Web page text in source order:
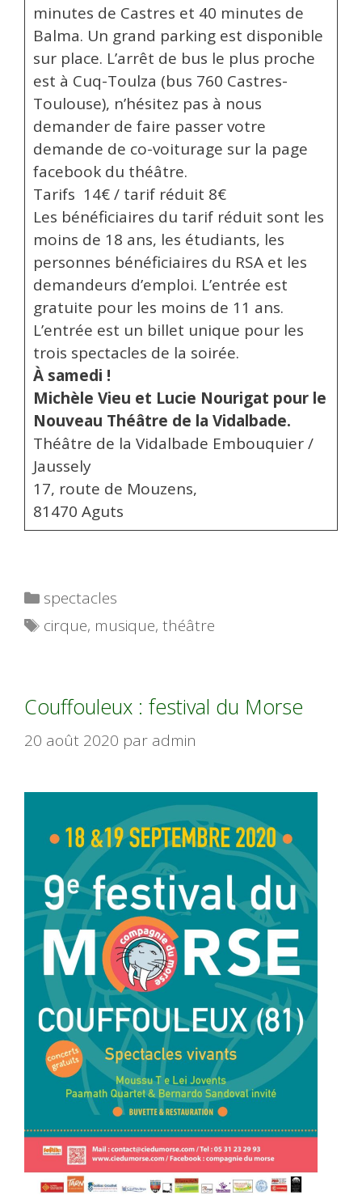
minutes de Castres et 40 minutes de
Balma. Un grand parking est disponible
sur place. L’arrêt de bus le plus proche
est à Cuq-Toulza (bus 760 Castres-
Toulouse), n’hésitez pas à nous
demander de faire passer votre
demande de co-voiturage sur la page
facebook du théâtre.
Tarifs 14€ / tarif réduit 8€
Les bénéficiaires du tarif réduit sont les
moins de 18 ans, les étudiants, les
personnes bénéficiaires du RSA et les
demandeurs d’emploi. L’entrée est
gratuite pour les moins de 11 ans.
L’entrée est un billet unique pour les
trois spectacles de la soirée.
À samedi !
Michèle Vieu et Lucie Nourigat pour le
Nouveau Théâtre de la Vidalbade.
Théâtre de la Vidalbade Embouquier /
Jaussely
17, route de Mouzens,
81470 Aguts
Catégories
spectacles
Étiquettes
cirque, musique,théâtre
Couffouleux : festival du Morse
20 août 2020 par admin